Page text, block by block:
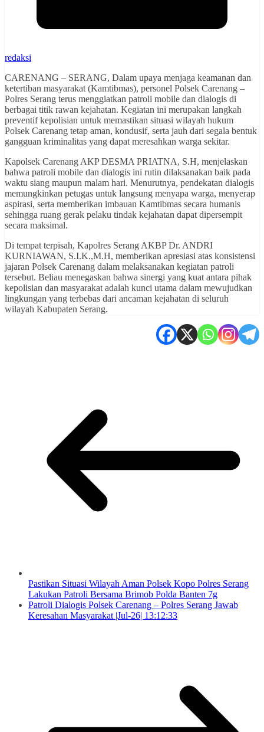
redaksi
CARENANG – SERANG, Dalam upaya menjaga keamanan dan
ketertiban masyarakat (Kamtibmas), personel Polsek Carenang –
Polres Serang terus menggiatkan patroli mobile dan dialogis di
berbagai titik rawan kejahatan. Kegiatan ini merupakan langkah
preventif kepolisian untuk memastikan situasi wilayah hukum
Polsek Carenang tetap aman, kondusif, serta jauh dari segala bentuk
gangguan kriminalitas yang dapat meresahkan warga sekitar.
Kapolsek Carenang AKP DESMA PRIATNA, S.H, menjelaskan
bahwa patroli mobile dan dialogis ini rutin dilaksanakan baik pada
waktu siang maupun malam hari. Menurutnya, pendekatan dialogis
memungkinkan petugas untuk langsung menyapa warga, menyerap
aspirasi, serta memberikan imbauan Kamtibmas secara humanis
sehingga ruang gerak pelaku tindak kejahatan dapat dipersempit
secara maksimal.
Di tempat terpisah, Kapolres Serang AKBP Dr. ANDRI
KURNIAWAN, S.I.K.,M.H, memberikan apresiasi atas konsistensi
jajaran Polsek Carenang dalam melaksanakan kegiatan patroli
tersebut. Beliau menegaskan bahwa sinergi yang kuat antara pihak
kepolisian dan masyarakat adalah kunci utama dalam mewujudkan
lingkungan yang terbebas dari ancaman kejahatan di seluruh
wilayah Kabupaten Serang.
Pastikan Situasi Wilayah Aman Polsek Kopo Polres Serang
Lakukan Patroli Bersama Brimob Polda Banten 7g
Patroli Dialogis Polsek Carenang – Polres Serang Jawab
Keresahan Masyarakat |Jul-26| 13:12:33